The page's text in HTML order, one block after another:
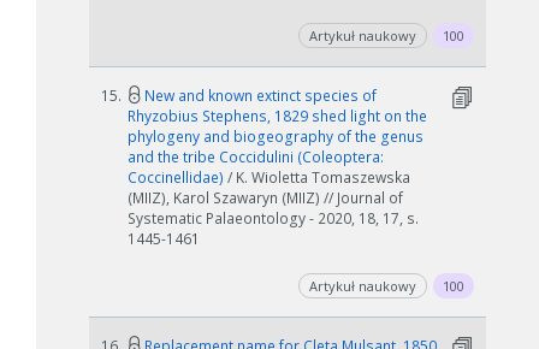
Artykuł naukowy 100
15.
New and known extinct species of
Rhyzobius Stephens, 1829 shed light on the
phylogeny and biogeography of the genus
and the tribe Coccidulini (Coleoptera:
Coccinellidae) / K. Wioletta Tomaszewska
(MIIZ), Karol Szawaryn (MIIZ) // Journal of
Systematic Palaeontology - 2020, 18, 17, s.
1445-1461
Artykuł naukowy 100